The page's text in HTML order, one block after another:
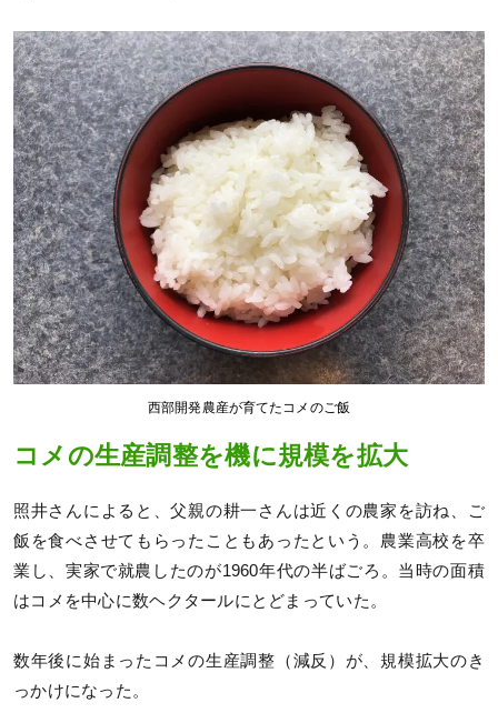
西部開発農産が育てたコメのご飯
コメの生産調整を機に規模を拡大
照井さんによると、父親の耕一さんは近くの農家を訪ね、ご
飯を食べさせてもらったこともあったという。農業高校を卒
業し、実家で就農したのが1960年代の半ばごろ。当時の面積
はコメを中心に数ヘクタールにとどまっていた。
数年後に始まったコメの生産調整（減反）が、規模拡大のき
っかけになった。